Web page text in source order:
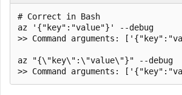
# Correct in Bash
az '{"key":"value"}' --debug
>> Command arguments:
az "{\"key\":\"value\"}" --debug